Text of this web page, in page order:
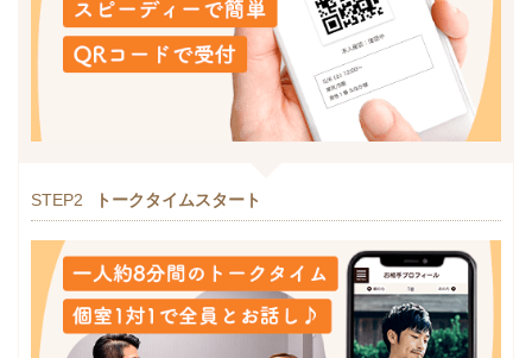
STEP2 トークタイムスタート